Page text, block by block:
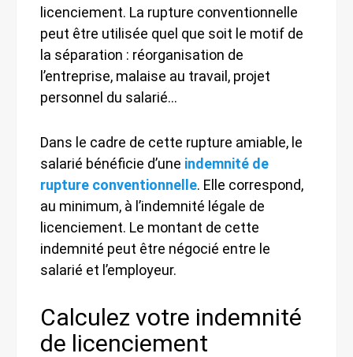
licenciement. La rupture conventionnelle
peut être utilisée quel que soit le motif de
la séparation : réorganisation de
l’entreprise, malaise au travail, projet
personnel du salarié…
Dans le cadre de cette rupture amiable, le
salarié bénéficie d’une indemnité de
rupture conventionnelle. Elle correspond,
au minimum, à l’indemnité légale de
licenciement. Le montant de cette
indemnité peut être négocié entre le
salarié et l’employeur.
Calculez votre indemnité
de licenciement